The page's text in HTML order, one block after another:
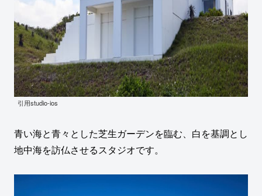
引用studio-ios
青い海と青々とした芝生ガーデンを臨む、白を基調とし
地中海を訪仏させるスタジオです。